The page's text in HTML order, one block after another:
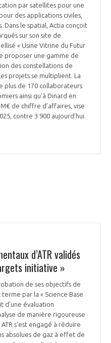
par satellites pour une
des applications civiles,
Dans le spatial, Actia conçoit
sur son site de
« Usine Vitrine du Futur
proposer une gamme de
des constellations de
projets se multiplient. La
plus de 170 collaborateurs
ainsi qu'à Dinard en
de chiffre d’affaires, vise
contre 3 900 aujourd’hui.
d’ATR validés
initiative »
de ses objectifs de
par la « Science Base
d’une évaluation
de manière rigoureuse
s’est engagé à réduire
absolues de gaz à effet de